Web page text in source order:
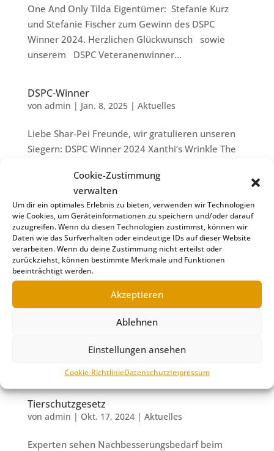
Cookie-Zustimmung
verwalten
Um dir ein optimales Erlebnis zu bieten, verwenden wir Technologien
wie Cookies, um Geräteinformationen zu speichern und/oder darauf
zuzugreifen. Wenn du diesen Technologien zustimmst, können wir
Daten wie das Surfverhalten oder eindeutige IDs auf dieser Website
verarbeiten. Wenn du deine Zustimmung nicht erteilst oder
zurückziehst, können bestimmte Merkmale und Funktionen
beeinträchtigt werden.
Akzeptieren
Ablehnen
Einstellungen ansehen
Cookie-RichtlinieDatenschutzImpressum
One And Only Tilda Eigentümer: Stefanie Kurz
und Stefanie Fischer zum Gewinn des DSPC
Winner 2024. Herzlichen Glückwunsch sowie
unserem DSPC Veteranenwinner...
DSPC-Winner
von admin | Jan. 8, 2025| Aktuelles
Liebe Shar-Pei Freunde, wir gratulieren unseren
Siegern: DSPC Winner 2024 Xanthi‘s Wrinkle The
und Stefanie Fischer zum Gewinn des DSPC
Winner 2024. Herzlichen Glückwunsch sowie
unserem DSPC Veteranenwinner...
JHV- Neuwahlen
vonadmin|Okt. 27, 2024|Aktuelles
ordentliche JHV: Neuwahlen Liebe Mitglieder, am
19.10.2024 fand im Pentahotel Eisenach unsere
ordentliche Jahreshautversammlung mit
Vorsitzende: Natalja Finkelstein 2. Vorsitzende:
Tierschutzgesetz
von admin | Okt. 17, 2024| Aktuelles
Experten sehen Nachbesserungsbedarf beim